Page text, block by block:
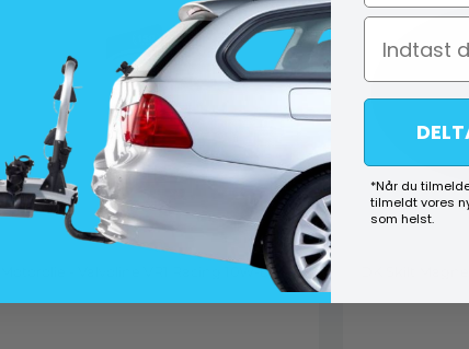
Motorolie - Valvoline VR1 Racing 10W-60
*Når du
tilmeldt vores
som helst.